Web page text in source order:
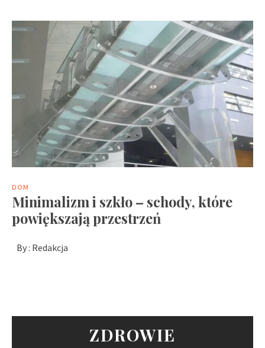
DOM
Minimalizm i szkło – schody, które
powiększają przestrzeń
By : Redakcja
ZDROWIE